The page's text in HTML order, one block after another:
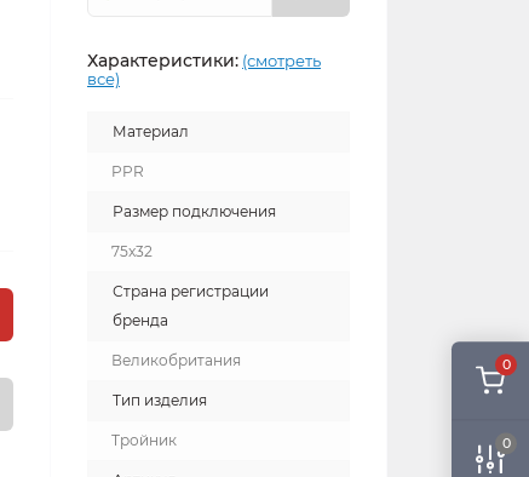
0
0
Характеристики: (смотреть
все)
Материал
PPR
Размер подключения
75x32
Страна регистрации
бренда
Великобритания
Тип изделия
Тройник